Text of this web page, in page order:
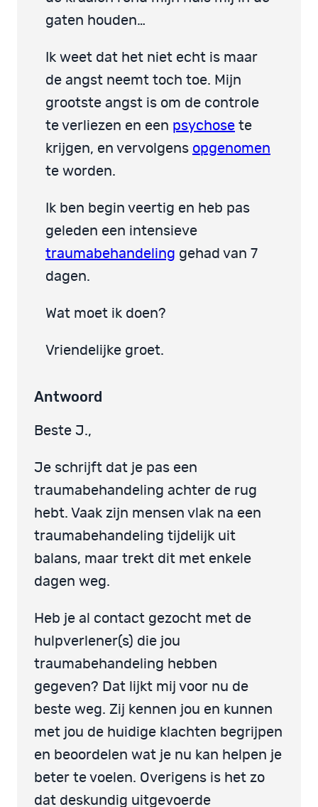
gaten houden…
Ik weet dat het niet echt is maar
de angst neemt toch toe. Mijn
grootste angst is om de controle
te verliezen en een psychose te
krijgen, en vervolgens opgenomen
te worden.
Ik ben begin veertig en heb pas
geleden een intensieve
traumabehandeling gehad van 7
dagen.
Wat moet ik doen?
Vriendelijke groet.
Antwoord
Beste J.,
Je schrijft dat je pas een
traumabehandeling achter de rug
hebt. Vaak zijn mensen vlak na een
traumabehandeling tijdelijk uit
balans, maar trekt dit met enkele
dagen weg.
Heb je al contact gezocht met de
hulpverlener(s) die jou
traumabehandeling hebben
gegeven? Dat lijkt mij voor nu de
beste weg. Zij kennen jou en kunnen
met jou de huidige klachten begrijpen
en beoordelen wat je nu kan helpen je
beter te voelen. Overigens is het zo
dat deskundig uitgevoerde